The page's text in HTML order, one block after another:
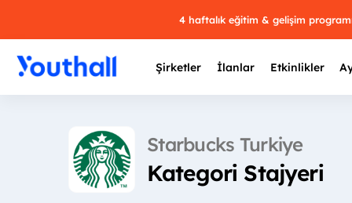
4 haftalık eğitim & gelişim
Şirketler İlanlar Etkinlikler
Starbucks Turkiye
Kategori Stajyeri